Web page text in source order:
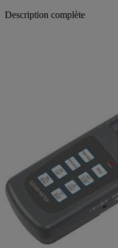
Description complète